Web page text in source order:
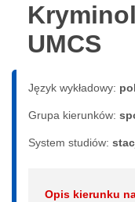
UMCS
Język wykładowy:
Grupa kierunków:
System studiów:
Opis kierunku